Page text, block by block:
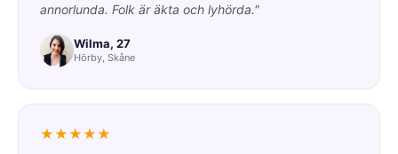
annorlunda. Folk är äkta och lyhörda."
Wilma, 27
Hörby, Skåne
★★★★★